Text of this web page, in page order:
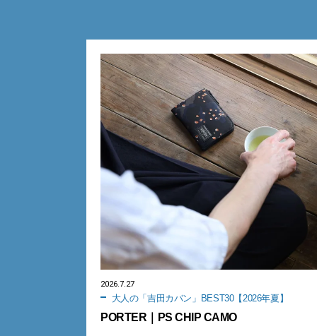
2026.7.27
大人の「吉田カバン」BEST30【2026年夏】
PORTER｜PS CHIP CAMO